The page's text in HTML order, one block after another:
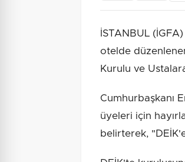
İSTANBUL
otelde
Kurulu ve
Cumhurbaşkanı
üyeleri için
belirterek,